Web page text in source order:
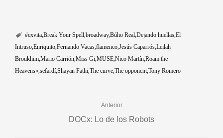
#exvita Break Your Spell broadway Búho Real Dejando huellas El
Intruso Enriquito Fernando Vacas flamenco Jesús Caparrós Leilah
Broukhim Mario Carrión Miss Gi MUSE Nico Martín Roam the
Heavens» sefardí Shayan Fathi The curve The opponent Tony Romero
Anterior
DOCx: Lo de los Robots